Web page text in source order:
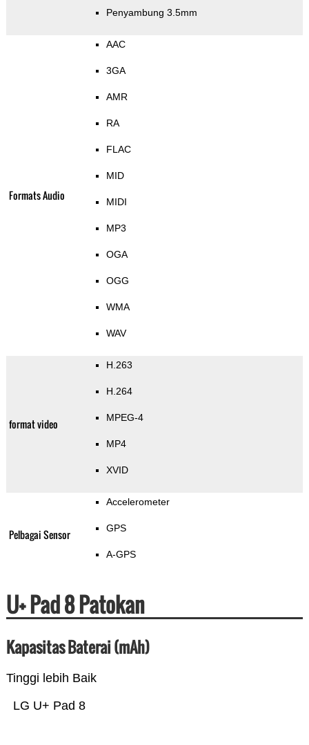
Penyambung 3.5mm
Formats Audio
AAC
3GA
AMR
RA
FLAC
MID
MIDI
MP3
OGA
OGG
WMA
WAV
format video
H.263
H.264
MPEG-4
MP4
XVID
Pelbagai Sensor
Accelerometer
GPS
A-GPS
U+ Pad 8 Patokan
Kapasitas Baterai (mAh)
Tinggi lebih Baik
LG U+ Pad 8